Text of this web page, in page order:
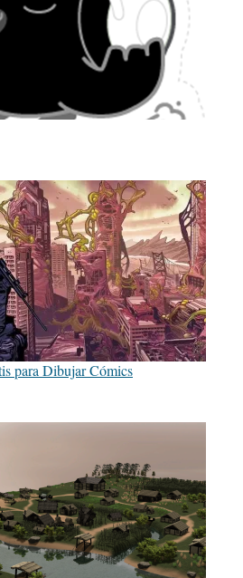
para Dibujar Cómics